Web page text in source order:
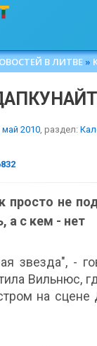
В ЛИТВЕ »
май 2010, раздел:
просто не
а с кем - нет
звезда", -
Вильнюс,
на